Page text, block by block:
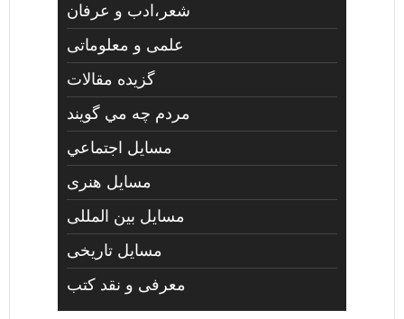
شعر،ادب و عرفان
علمی و معلوماتی
گزیده مقالات
مردم چه مي گويند
مسايل اجتماعي
مسايل هنری
مسایل بین المللی
مسایل تاریخی
معرفی و نقد کتب